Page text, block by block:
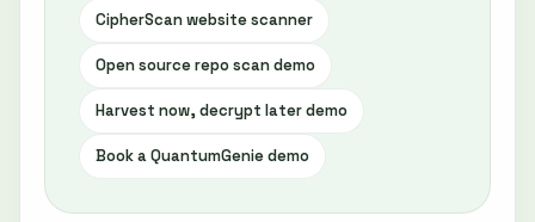
CipherScan website scanner
Open source repo scan demo
Harvest now, decrypt later demo
Book a QuantumGenie demo